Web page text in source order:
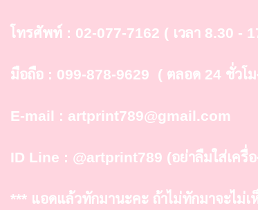
โทรศัพท์ : 02-077-7162 ( เวลา 8.30 -
มือถือ : 099-878-9629 ( ตลอด 24 ชั่วโม
E-mail : artprint789@gmail.com
ID Line : @artprint789 (อย่าลืมใส่เครื่
*** แอดแล้วทักมานะคะ ถ้าไม่ทักมาจะไม่เ